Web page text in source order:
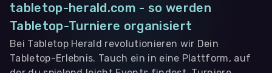
tabletop-herald.com - so werden
Tabletop-Turniere organisiert
Bei Tabletop Herald revolutionieren wir Dein
Tabletop-Erlebnis. Tauch ein in eine Plattform, auf